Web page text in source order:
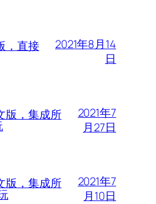
，直接
2021年8月14
日
版，集成所
2021年7
月27日
版，集成所
2021年7
月10日